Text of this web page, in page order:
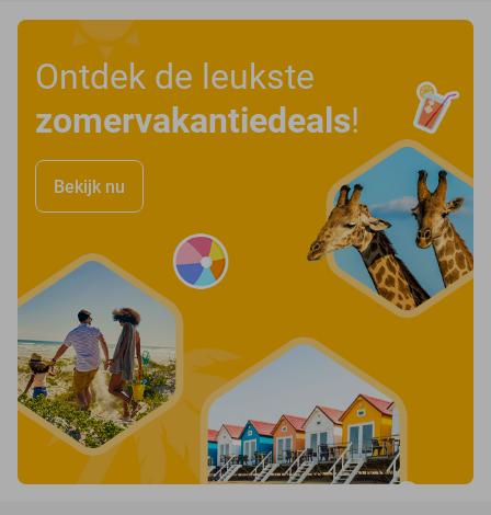
Ontdek de leukste
zomervakantiedeals!
Bekijk nu